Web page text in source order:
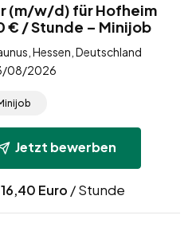
(m/w/d) für Hofheim
€ / Stunde – Minijob
Hessen, Deutschland
08/2026
Jetzt bewerben
16,40 Euro / Stunde